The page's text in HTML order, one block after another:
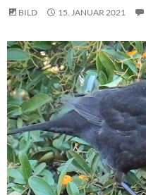
BILD 15. JANUAR 2021